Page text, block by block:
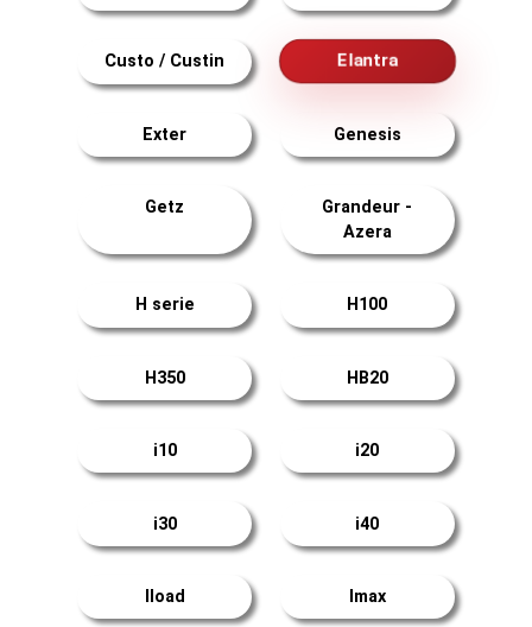
Custo / Custin Elantra
Exter Genesis
Getz
Grandeur -
Azera
H serie H100
H350 HB20
i10 i20
i30 i40
Iload Imax